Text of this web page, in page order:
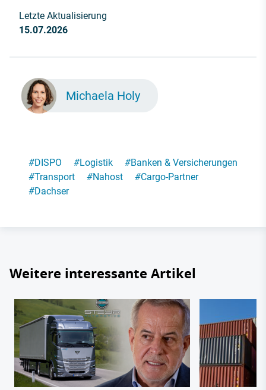
Letzte Aktualisierung
15.07.2026
Michaela Holy
#DISPO #Logistik #Banken & Versicherungen
#Transport #Nahost #Cargo-Partner
#Dachser
Weitere interessante Artikel